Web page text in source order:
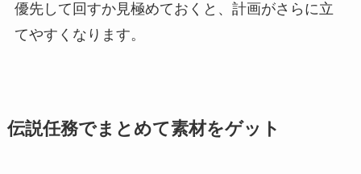
優先して回すか見極めておくと、計画がさらに立
てやすくなります。
伝説任務でまとめて素材をゲット